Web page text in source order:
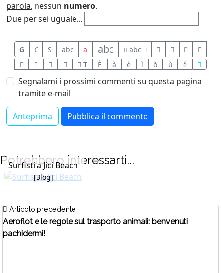
parola, nessun numero.
Due per sei uguale...
G C S abc a abc
abc
T
È à è ì ò ù é
Segnalami i prossimi commenti su questa pagina
tramite e-mail
Potrebbero interessarti...
Surfisti a Jici Beach
[Blog]
Articolo precedente
Aeroflot e le regole sul trasporto animali: benvenuti
pachidermi!